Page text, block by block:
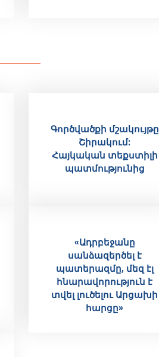
Գործվածքի մշակույթը
Շիրակում:
Հայկական տեքստիլի
պատմությունից
«Ադրբեջանը
սանձազերծել է
պատերազմը, մեզ էլ
հնարավորություն է
տվել լուծելու Արցախի
հարցը»